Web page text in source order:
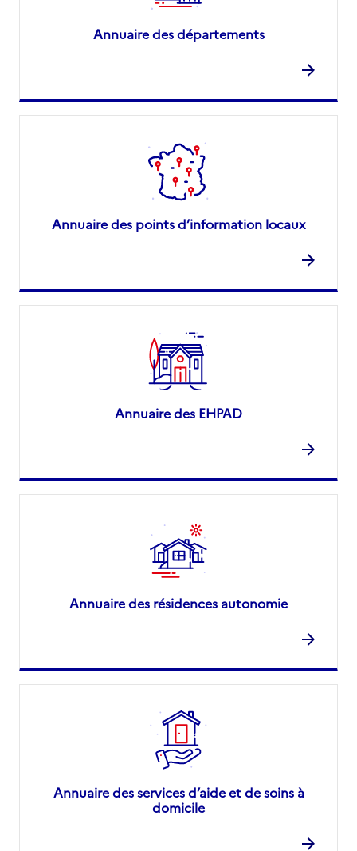
Annuaire des départements
Annuaire des points d’information locaux
Annuaire des EHPAD
Annuaire des résidences autonomie
Annuaire des services d’aide et de soins à
domicile